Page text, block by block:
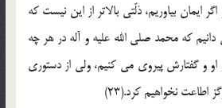
ایمان بیاوریم، ذلّتی بالاتر از این نیست که
که محمد صلی الله علیه و آله در هر چه
و گفتارش پیروی می کنیم، ولی از دستوری
اطاعت نخواهیم کرد.(23)